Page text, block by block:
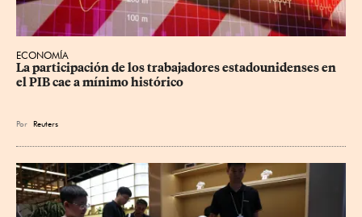
ECONOMÍA
La participación de los trabajadores estadounidenses en
el PIB cae a mínimo histórico
Por Reuters